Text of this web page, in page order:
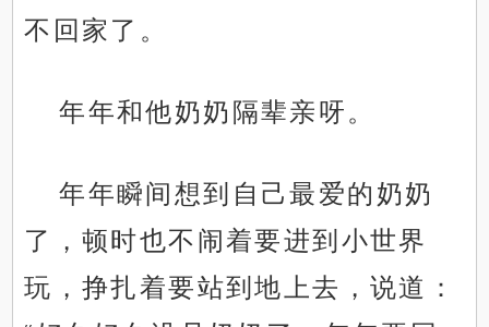
不回家了。
年年和他奶奶隔辈亲呀。
年年瞬间想到自己最爱的奶奶
了，顿时也不闹着要进到小世界
玩，挣扎着要站到地上去，说道：